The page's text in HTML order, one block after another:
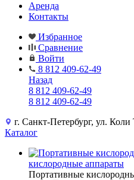
Аренда
Контакты
Избранное
Сравнение
Войти
8 812 409-62-49
Назад
8 812 409-62-49
8 812 409-62-49
г. Санкт-Петербург, ул.
Каталог
кислородные аппараты
Портативные